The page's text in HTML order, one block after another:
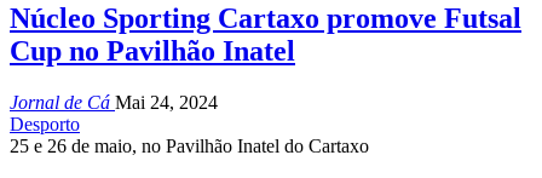
Núcleo Sporting Cartaxo promove Futsal
Cup no Pavilhão Inatel
Jornal de Cá Mai 24, 2024
Desporto
25 e 26 de maio, no Pavilhão Inatel do Cartaxo